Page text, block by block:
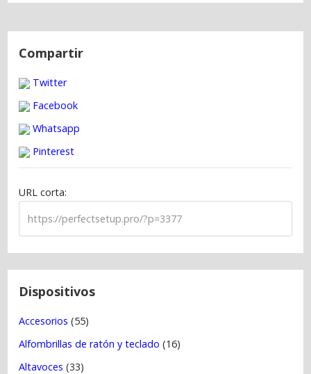
N
e
n
Compartir
Twitter
Facebook
Whatsapp
Pinterest
URL corta:
Dispositivos
Accesorios (55)
Alfombrillas de ratón y teclado (16)
Altavoces (33)